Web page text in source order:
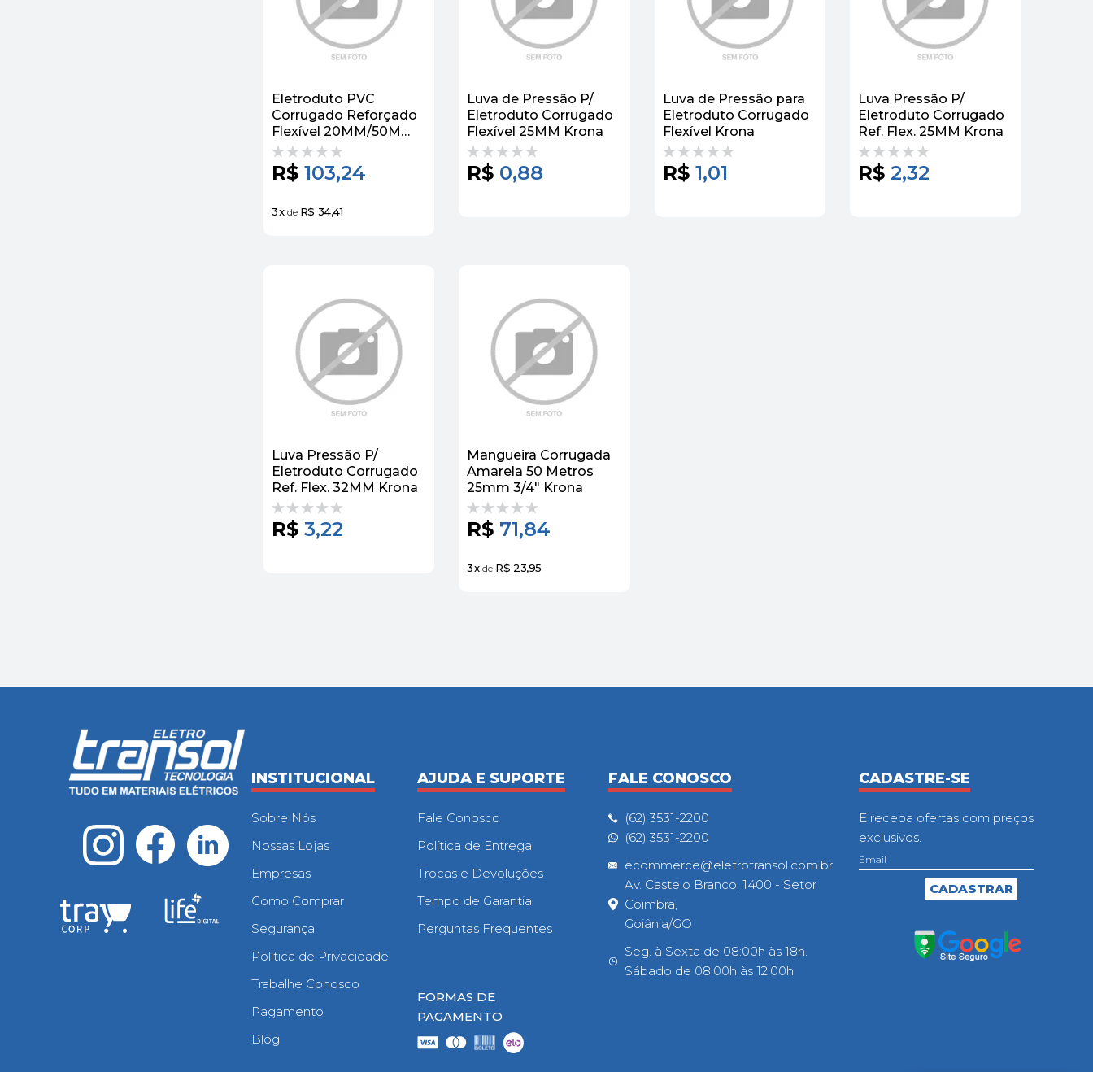
Eletroduto PVC
Corrugado Reforçado
Flexível 20MM/50M
Krona
R$ 103,24
3x de R$ 34,41
Luva de Pressão P/
Eletroduto Corrugado
Flexível 25MM Krona
R$ 0,88
Luva de Pressão para
Eletroduto Corrugado
Flexível Krona
R$ 1,01
Luva Pressão P/
Eletroduto Corrugado
Ref. Flex. 25MM Krona
R$ 2,32
Luva Pressão P/
Eletroduto Corrugado
Ref. Flex. 32MM Krona
R$ 3,22
Mangueira Corrugada
Amarela 50 Metros
25mm 3/4" Krona
R$ 71,84
3x de R$ 23,95
INSTITUCIONAL
Sobre Nós
Nossas Lojas
Empresas
Como Comprar
Segurança
Política de Privacidade
Trabalhe Conosco
Pagamento
Blog
AJUDA E SUPORTE
Fale Conosco
Política de Entrega
Trocas e Devoluções
Tempo de Garantia
Perguntas Frequentes
FORMAS DE
PAGAMENTO
FALE CONOSCO
(62) 3531-2200
(62) 3531-2200
ecommerce@eletrotransol.com.br
Av. Castelo Branco, 1400 - Setor
Coimbra,
Goiânia/GO
Seg. à Sexta de 08:00h às 18h.
Sábado de 08:00h às 12:00h
CADASTRE-SE
E receba ofertas com preços
exclusivos.